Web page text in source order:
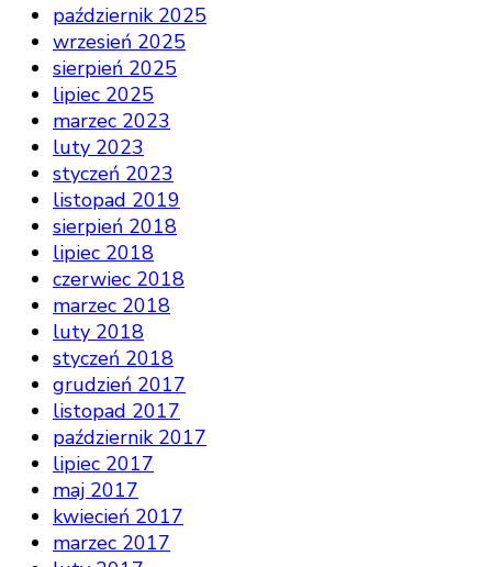
październik 2025
wrzesień 2025
sierpień 2025
lipiec 2025
marzec 2023
luty 2023
styczeń 2023
listopad 2019
sierpień 2018
lipiec 2018
czerwiec 2018
marzec 2018
luty 2018
styczeń 2018
grudzień 2017
listopad 2017
październik 2017
lipiec 2017
maj 2017
kwiecień 2017
marzec 2017